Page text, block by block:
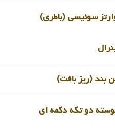
سوئیسی (باطری)
بند (ریز بافت)
دو تکه دکمه ای